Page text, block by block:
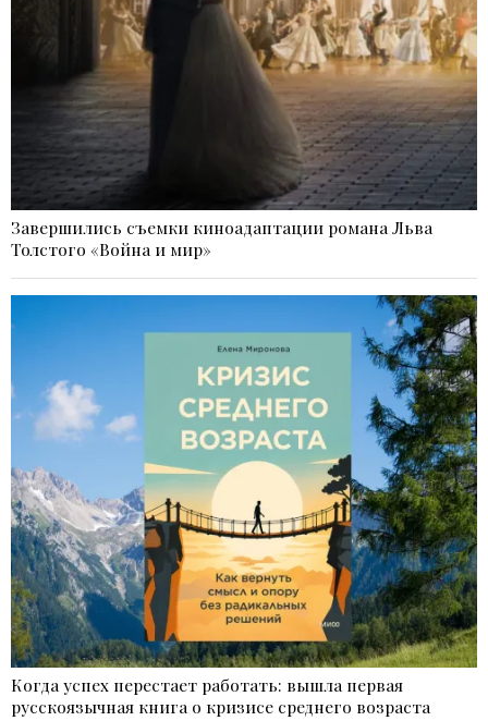
Завершились съемки киноадаптации романа Льва
Толстого «Война и мир»
Когда успех перестает работать: вышла первая
русскоязычная книга о кризисе среднего возраста